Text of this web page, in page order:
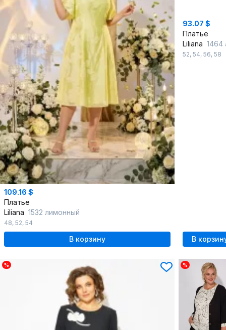
109.16 $
Платье
Liliana 1532 лимонный
48, 52, 54
В корзину
93.07 $
Платье
Liliana 1464
52, 54, 56, 58
В
% %